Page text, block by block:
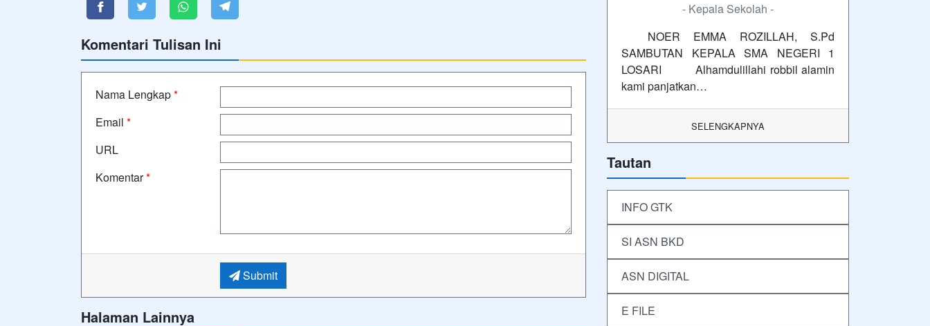
Komentari Tulisan Ini
Nama Lengkap*
Email *
URL
Komentar*
Submit
Halaman Lainnya
- Kepala Sekolah -
NOER EMMA ROZILLAH, S.Pd
SAMBUTAN KEPALA SMA NEGERI 1
LOSARI Alhamdulillahi robbil alamin
kami panjatkan…
SELENGKAPNYA
Tautan
INFO GTK
SI ASN BKD
ASN DIGITAL
E FILE